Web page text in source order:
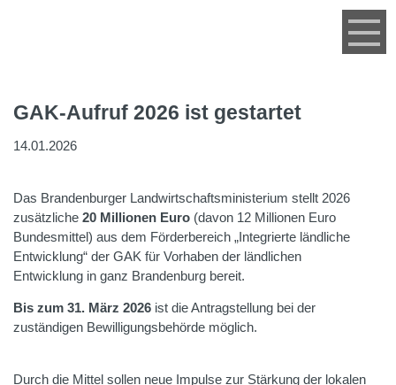
Menü
GAK-Aufruf 2026 ist gestartet
14.01.2026
Das Brandenburger Landwirtschaftsministerium stellt 2026
zusätzliche 20 Millionen Euro (davon 12 Millionen Euro
Bundesmittel) aus dem Förderbereich „Integrierte ländliche
Entwicklung“ der GAK für Vorhaben der ländlichen
Entwicklung in ganz Brandenburg bereit.
Bis zum 31. März 2026 ist die Antragstellung bei der
zuständigen Bewilligungsbehörde möglich.
Durch die Mittel sollen neue Impulse zur Stärkung der lokalen